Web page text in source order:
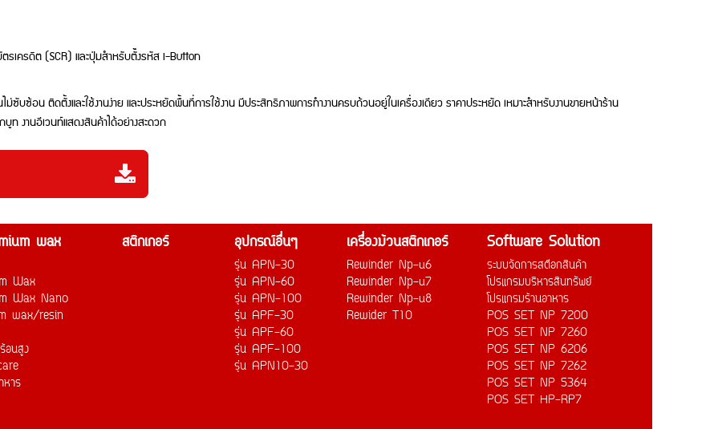
รเครดิต (SCR) และปุ่มสำหรับตั้่งรหัส i-Button
ซ้อน ติดตั้งและใช้งานง่าย และประหยัดพื้นที่การใช้งาน มีประสิทธิภาพการทำงานครบถ้วนอยู่ในเครื่องเดียว ราคาประหยัด เหมาะสำหรับงานขายหน้าร้าน
บูท งานอีเวนท์แสดงสินค้าได้อย่างสะดวก
wax
Wax
Wax Nano
wax/resin
อนสูง
าร
สติกเกอร์ อุปกรณ์อื่นๆ
รุ่น APN-30
รุ่น APN-60
รุ่น APN-100
รุ่น APF-30
รุ่น APF-60
รุ่น APF-100
รุ่น APN10-30
เครื่องม้วนสติกเกอร์
Rewinder Np-u6
Rewinder Np-u7
Rewinder Np-u8
Rewider T10
Software Solution
ระบบจัดการสต๊อกสินค้า
โปรแกรมบริหารสินทรัพย์
โปรแกรมร้านอาหาร
POS SET NP 7200
POS SET NP 7260
POS SET NP 6206
POS SET NP 7262
POS SET NP 5364
POS SET HP-RP7